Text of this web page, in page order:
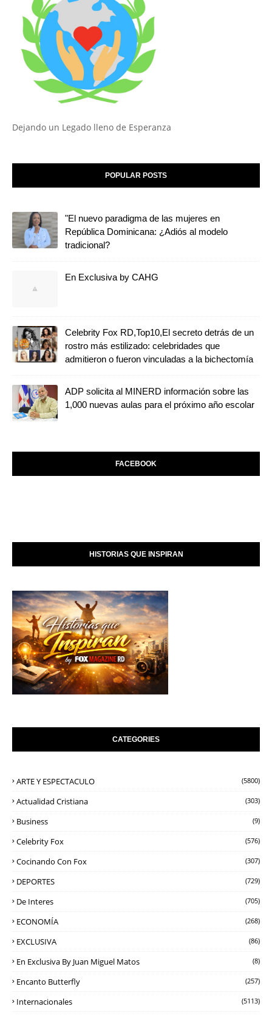
Dejando un Legado lleno de Esperanza
POPULAR POSTS
"El nuevo paradigma de las mujeres en
República Dominicana: ¿Adiós al modelo
tradicional?
En Exclusiva by CAHG
Celebrity Fox RD,Top10,El secreto detrás de un
rostro más estilizado: celebridades que
admitieron o fueron vinculadas a la bichectomía
ADP solicita al MINERD información sobre las
1,000 nuevas aulas para el próximo año escolar
FACEBOOK
HISTORIAS QUE INSPIRAN
CATEGORIES
ARTE Y ESPECTACULO (5800)
Actualidad Cristiana (303)
Business (9)
Celebrity Fox (576)
Cocinando Con Fox (307)
DEPORTES (729)
De Interes (705)
ECONOMÍA (268)
EXCLUSIVA (86)
En Exclusiva By Juan Miguel Matos (8)
Encanto Butterfly (257)
Internacionales (5113)